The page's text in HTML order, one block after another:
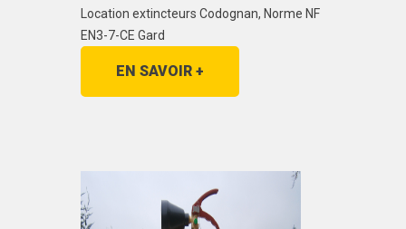
Location extincteurs Codognan, Norme NF
EN3-7-CE Gard
EN SAVOIR +